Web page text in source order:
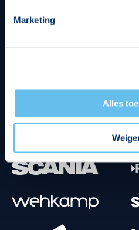
Marketing
Alles